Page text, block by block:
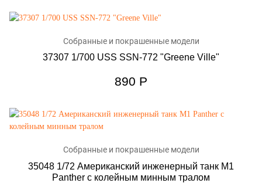
Собранные и покрашенные модели
37307 1/700 USS SSN-772 "Greene Ville"
890 Р
Собранные и покрашенные модели
35048 1/72 Американский инженерный танк M1
Panther с колейным минным тралом